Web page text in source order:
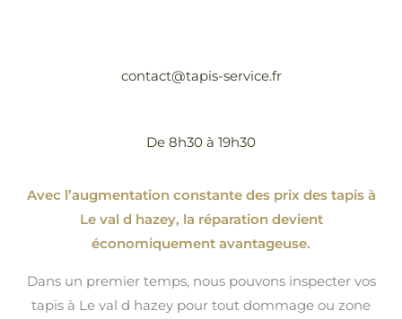
contact@tapis-service.fr
De 8h30 à 19h30
Avec l’augmentation constante des prix des tapis à
Le val d hazey, la réparation devient
économiquement avantageuse.
Dans un premier temps, nous pouvons inspecter vos
tapis à Le val d hazey pour tout dommage ou zone